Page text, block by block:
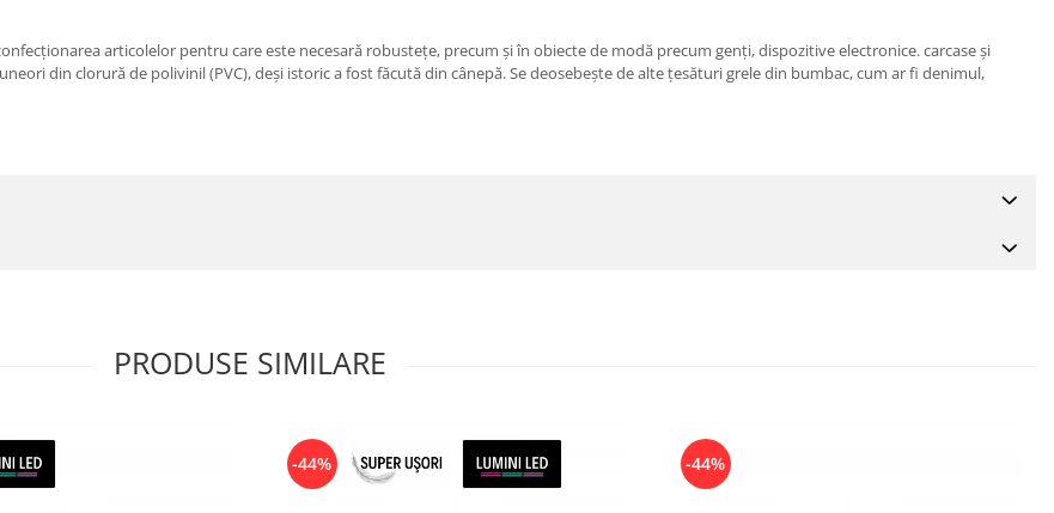
articolelor pentru care este necesară robustețe, precum și în obiecte de modă precum genți, dispozitive electronice. carcase și
din clorură de polivinil (PVC), deși istoric a fost făcută din cânepă. Se deosebește de alte țesături grele din bumbac, cum ar fi denimul,
PRODUSE SIMILARE
-44% -44%